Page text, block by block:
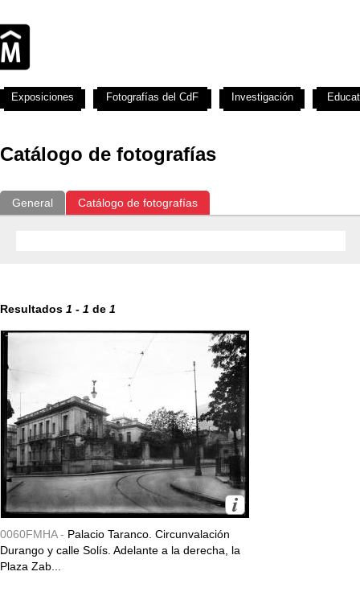
Catálogo de fotografías
General Catálogo de fotografías
Resultados 1 - 1 de 1
0060FMHA - Palacio Taranco. Circunvalación
Durango y calle Solís. Adelante a la derecha, la
Plaza Zab...
Exposiciones Fotografías del CdF Investigación